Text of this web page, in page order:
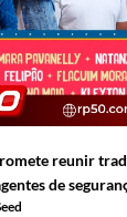
reunir
de